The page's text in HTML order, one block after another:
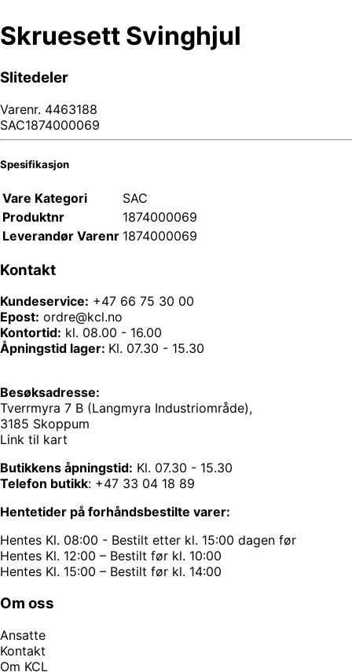
Skruesett Svinghjul
Slitedeler
Varenr. 4463188
SAC1874000069
Spesifikasjon
Vare Kategori
SAC
Produktnr
1874000069
Leverandør Varenr 1874000069
Kontakt
Kundeservice: +47 66 75 30 00
Epost: ordre@kcl.no
Kontortid: kl. 08.00 - 16.00
Åpningstid lager: Kl. 07.30 - 15.30
Besøksadresse:
Tverrmyra 7 B (Langmyra Industriområde),
3185 Skoppum
Link til kart
Butikkens åpningstid: Kl. 07.30 - 15.30
Telefon butikk: +47 33 04 18 89
Hentetider på forhåndsbestilte varer:
Hentes Kl. 08:00 - Bestilt etter kl. 15:00 dagen før
Hentes Kl. 12:00 – Bestilt før kl. 10:00
Hentes Kl. 15:00 – Bestilt før kl. 14:00
Om oss
Ansatte
Kontakt
Om KCL